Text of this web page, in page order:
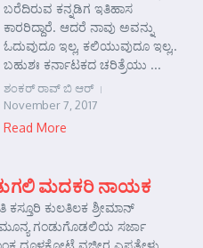
ಬರೆದಿರುವ ಕನ್ನಡಿಗ ಇತಿಹಾಸ
ಕಾರರಿದ್ದಾರೆ. ಆದರೆ ನಾವು ಅವನ್ನು
ಓದುವುದೂ ಇಲ್ಲ, ಕಲಿಯುವುದೂ ಇಲ್ಲ,.
ಬಹುಶಃ ಕರ್ನಾಟಕದ ಚರಿತ್ರೆಯು ...
ಶಂಕರ್‍ ರಾವ್ ಬಿ ಆರ್‍
November 7, 2017
Read More
ಮದಕರಿ ನಾಯಕ
ಕುಲತಿಲಕ ಶ್ರೀಮಾನ್
ಗಂಡುಗೊಡಲಿಯ ಸರ್ಜಾ
ಧೂಳಕೋಟೆ ವಜೀರ ಎಪ್ಪತ್ತೇಳು